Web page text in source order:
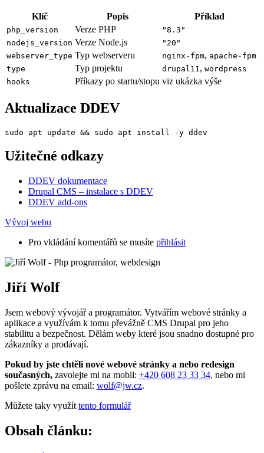
Klíč Popis Příklad
php_version Verze PHP
"8.3"
nodejs_version Verze Node.js
"20"
webserver_type Typ webserveru nginx-fpm, apache-fpm
type
Typ projektu drupal11 , wordpress
hooks
Příkazy po startu/stopu viz ukázka výše
Aktualizace DDEV
sudo apt update && sudo apt install -y ddev
Užitečné odkazy
DDEV dokumentace
Drupal CMS – instalace s DDEV
DDEV add-ons
Vývoj webu
Pro vkládání komentářů se musíte přihlásit
Jiří Wolf
Jsem webový vývojář a programátor. Vytvářím webové stránky a
aplikace a využívám k tomu převážně CMS Drupal pro jeho
stabilitu a bezpečnost. Dělám weby které jsou snadno dostupné pro
zákazníky a prodávají.
Pokud by jste chtěli nové webové stránky a nebo redesign
současných, zavolejte mi na mobil: +420 608 23 33 34, nebo mi
pošlete zprávu na email: wolf@jw.cz.
Můžete taky využít tento formulář
Obsah článku: